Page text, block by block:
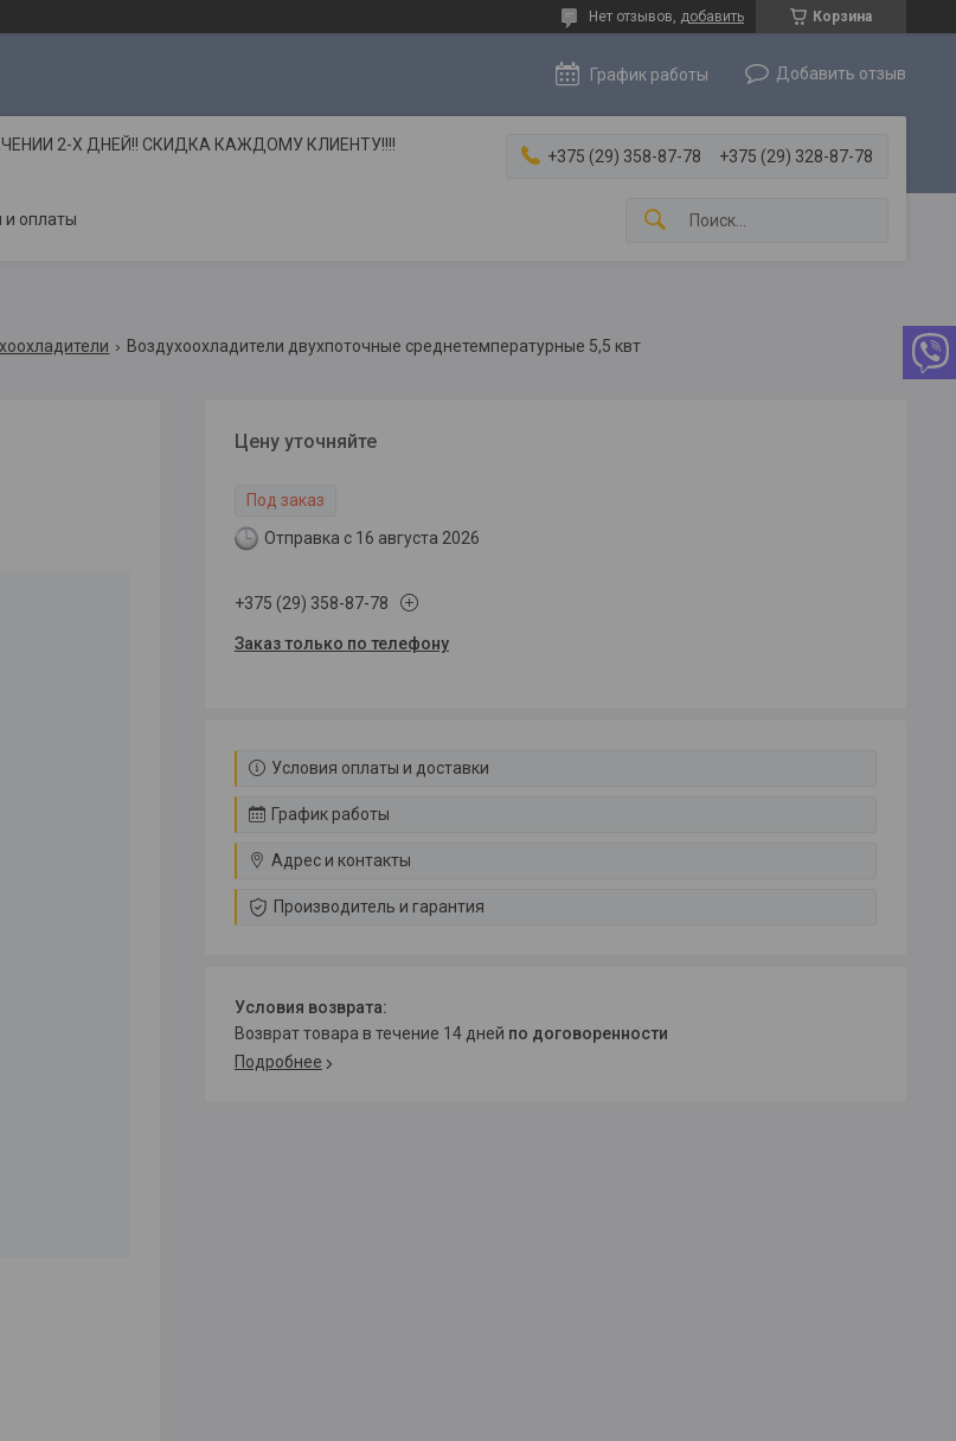
Корзина
Нет отзывов, добавить
График работы Добавить отзыв
2-Х ДНЕЙ!! СКИДКА КАЖДОМУ КЛИЕНТУ!!!!
+375 (29) 358-87-78 +375 (29) 328-87-78
и оплаты
Воздухоохладители двухпоточные среднетемпературные 5,5 квт
Цену уточняйте
Под заказ
Отправка с 16 августа 2026
+375 (29) 358-87-78
Заказ только по телефону
Условия оплаты и доставки
График работы
Адрес и контакты
Производитель и гарантия
возврат товара в течение 14 дней по договоренности
Подробнее